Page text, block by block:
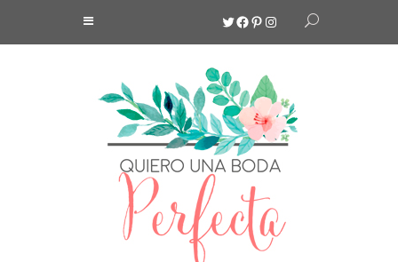
Twitter
Facebook
Pinterest
Instagram